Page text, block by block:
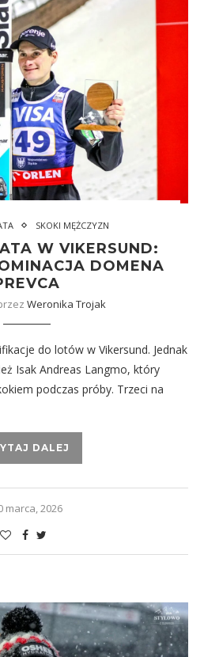
SKOKI MĘŻCZYZN
W VIKERSUND:
DOMENA
Weronika Trojak
do lotów w Vikersund. Jednak
Isak Andreas Langmo, który
podczas próby. Trzeci na
DALEJ
marca, 2026